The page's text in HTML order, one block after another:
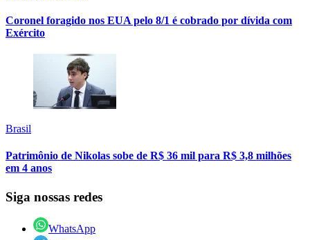
Coronel foragido nos EUA pelo 8/1 é cobrado por dívida com
Exército
Brasil
Patrimônio de Nikolas sobe de R$ 36 mil para R$ 3,8 milhões
em 4 anos
Siga nossas redes
WhatsApp